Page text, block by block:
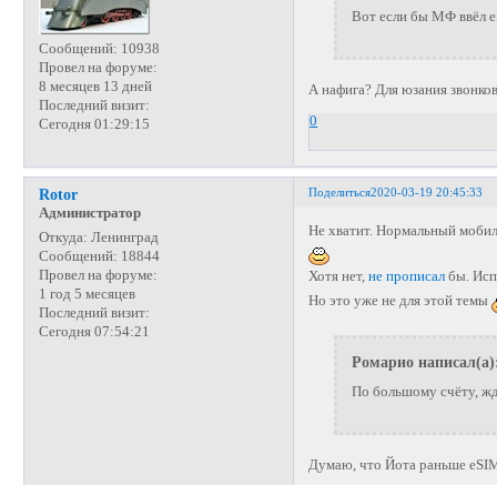
Сообщений: 10938
Провел на форуме:
8 месяцев 13 дней
Последний визит:
Сегодня 01:29:15
Вот если бы МФ ввёл
А нафига? Для юзания
0
Поделиться2020-03-19 20:45:33
Rotor
Администратор
Откуда: Ленинград
Сообщений: 18844
Провел на форуме:
1 год 5 месяцев
Последний визит:
Сегодня 07:54:21
Не хватит. Нормальный
Хотя нет,не прописал бы.
Но это уже не для этой темы
Ромарио
По большому счёту,
Думаю, что Йота раньше